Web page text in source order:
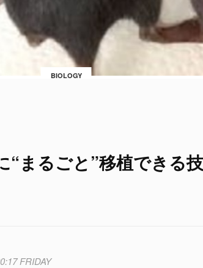
BIOLOGY
“まるごと”移植できる
FRIDAY